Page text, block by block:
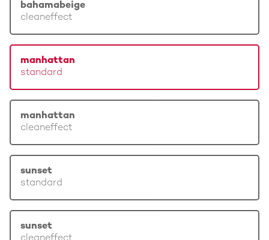
bahamabeige
cleaneffect
manhattan
standard
manhattan
cleaneffect
sunset
standard
sunset